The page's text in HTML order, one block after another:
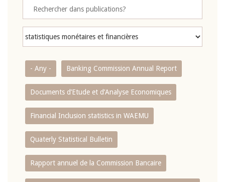
- Any - Banking Commission Annual Report
Documents d’Etude et d’Analyse Economiques
Financial Inclusion statistics in WAEMU
Quaterly Statistical Bulletin
Rapport annuel de la Commission Bancaire